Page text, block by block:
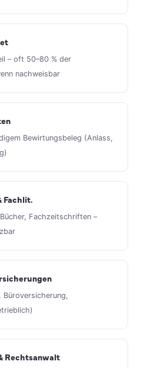
– oft 50–80 % der
nachweisbar
Bewirtungsbeleg (Anlass,
Fachlit.
Fachzeitschriften –
Rechtsanwalt